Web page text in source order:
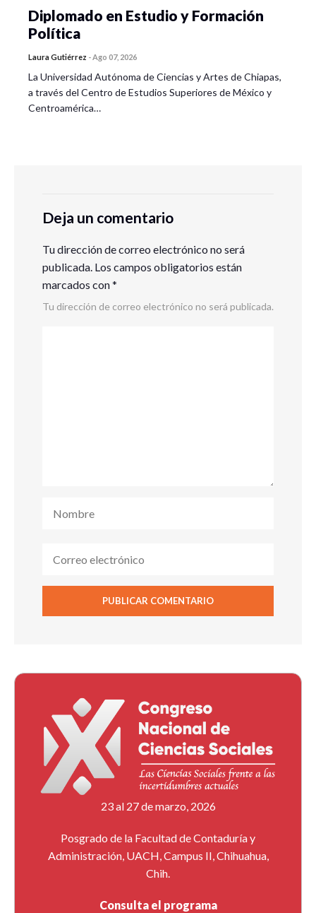
Diplomado en Estudio y Formación
Política
Laura Gutiérrez -Ago 07, 2026
La Universidad Autónoma de Ciencias y Artes de Chiapas,
a través del Centro de Estudios Superiores de México y
Centroamérica…
Deja un comentario
Tu dirección de correo electrónico no será
publicada. Los campos obligatorios están
marcados con*
Tu dirección de correo electrónico no será publicada.
23 al 27 de marzo, 2026
Posgrado de la Facultad de Contaduría y
Administración, UACH, Campus II, Chihuahua,
Chih.
Consulta el programa